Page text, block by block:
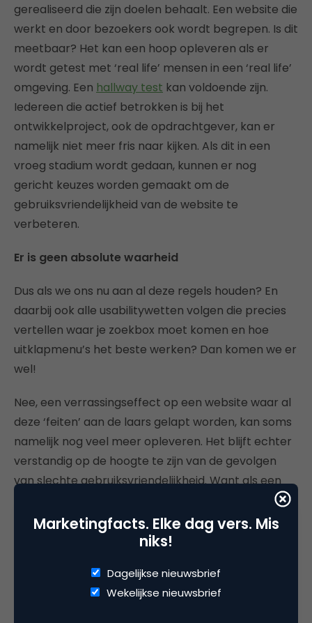
gerealiseerd die zijn doelen behaalt. Een website die
werkt en door bezoekers ook wordt begrepen. Is dit
meetbaar? Het kan een hoop opleveren als er
wordt getest met ‘real life’ mensen in een ‘real life’
omgeving. Een hallway test kan voldoende zijn.
Iedereen die actief betrokken is bij het
ontwikkelproject, ook de opdrachtgever, kan er
namelijk niet meer fris naar kijken. Als dit in een
vroeg stadium wordt gedaan, kunnen er nog
gericht keuzes worden gemaakt om de
gebruiksvriendelijkheid van de website te
verbeteren.
Er is geen absolute waarheid
Dus als we ons nu aan al deze regels houden? En
daarbij ook alle usabilitywetten volgen die precies
vertellen waar je zoekbox moet komen en hoe
uitklapmenu’s het beste werken? Dan komen we er
wel!
Nee, een verrassingseffect op een website waar al
deze ‘feiten’ aan de laars gelapt worden, kan soms
namelijk nog veel meer opleveren. Het blijft echter
verstandig op de hoogte te zijn van de gevolgen
van slechte gebruiksvriendelijkheid. Want als een
bezoeker iets lastig vindt om te gebruiken dan… ja,
gebruikt hij of zij het gewoon minder.
Marketingfacts. Elke dag vers. Mis
niks!
Dagelijkse nieuwsbrief
Wekelijkse nieuwsbrief